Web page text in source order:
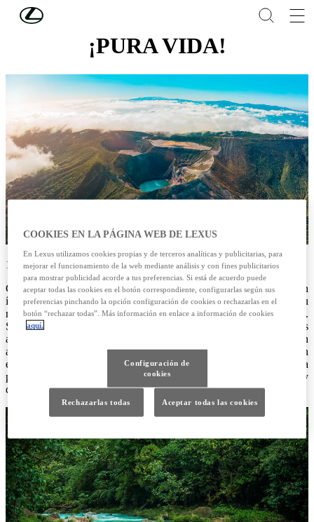
Skip to Main Content
¡PURA VIDA!
14/05/2025
Costa Rica es tierra de volcanes. Su geografía y su identidad están
íntimamente ligadas a estas montañas de fuego que han esculpido su
relieve y enriquecido su biodiversidad a lo largo de los siglos.
Situado en pleno Cinturón de Fuego del Pacífico, este pequeño país
alberga más de 200 formaciones volcánicas, de las cuales siete están
activas. Cada uno de estos volcanes representa mucho más que un
espectáculo geológico: son lugares de energía, leyenda y naturaleza
pura, donde el viajero puede experimentar la fuerza de la tierra y
disfrutar de un entorno único.
COOKIES EN LA PÁGINA WEB DE LEXUS
En Lexus utilizamos cookies propias y de terceros analíticas y publicitarias, para
mejorar el funcionamiento de la web mediante análisis y con fines publicitarios
para mostrar publicidad acorde a tus preferencias. Si está de acuerdo puede
aceptar todas las cookies en el botón correspondiente, configurarlas según sus
preferencias pinchando la opción configuración de cookies o rechazarlas en el
botón “rechazar todas”. Más información en enlace a información de cookies
aquí.
Configuración de
cookies
Rechazarlas todas Aceptar todas las cookies